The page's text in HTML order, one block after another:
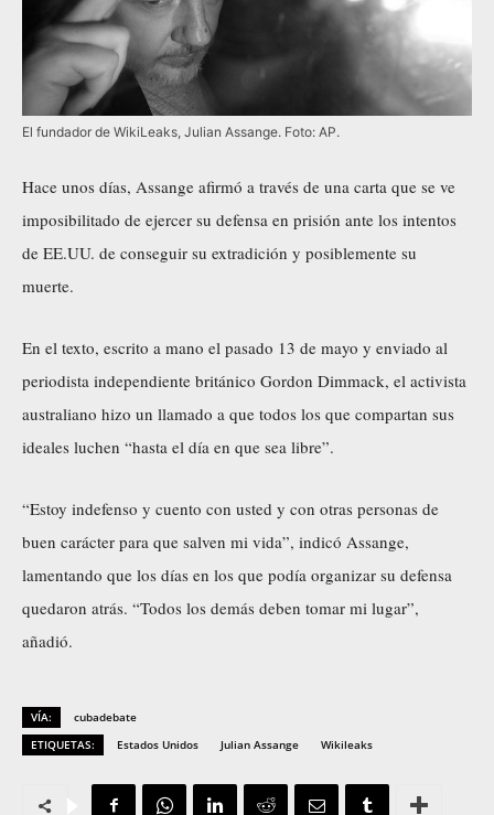
El fundador de WikiLeaks, Julian Assange. Foto: AP.
Hace unos días, Assange afirmó a través de una carta que se ve
imposibilitado de ejercer su defensa en prisión ante los intentos
de EE.UU. de conseguir su extradición y posiblemente su
muerte.
En el texto, escrito a mano el pasado 13 de mayo y enviado al
periodista independiente británico Gordon Dimmack, el activista
australiano hizo un llamado a que todos los que compartan sus
ideales luchen “hasta el día en que sea libre”.
“Estoy indefenso y cuento con usted y con otras personas de
buen carácter para que salven mi vida”, indicó Assange,
lamentando que los días en los que podía organizar su defensa
quedaron atrás. “Todos los demás deben tomar mi lugar”,
añadió.
VÍA:
cubadebate
ETIQUETAS:
Estados Unidos Julian Assange Wikileaks